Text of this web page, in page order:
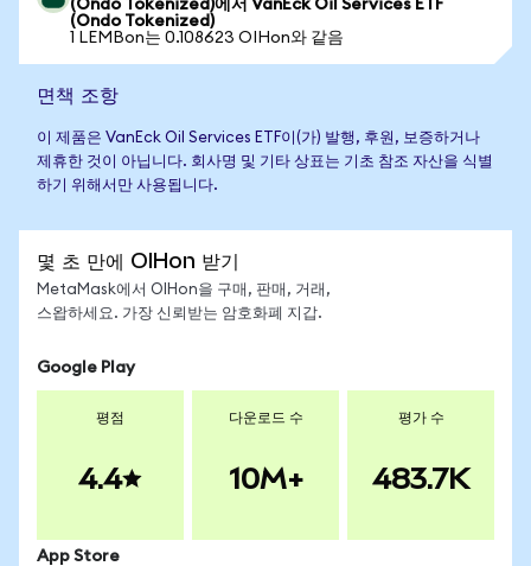
(Ondo Tokenized)에서 VanEck Oil Services ETF
(Ondo Tokenized)
1 LEMBon는 0.108623 OIHon와 같음
면책 조항
이 제품은 VanEck Oil Services ETF이(가) 발행, 후원, 보증하거나
제휴한 것이 아닙니다. 회사명 및 기타 상표는 기초 참조 자산을 식별
하기 위해서만 사용됩니다.
몇 초 만에 OIHon 받기
MetaMask에서 OIHon을 구매, 판매, 거래,
스왑하세요. 가장 신뢰받는 암호화폐 지갑.
Google Play
평점
4.4
다운로드 수
10M+
평가 수
483.7K
App Store